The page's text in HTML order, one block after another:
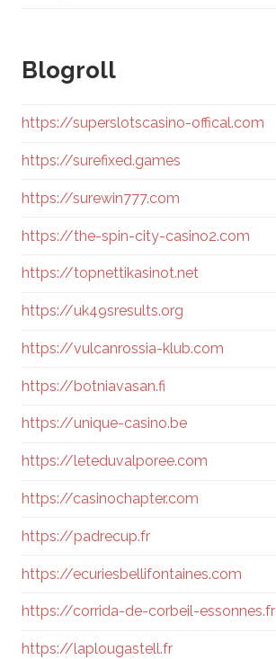
Blogroll
https://superslotscasino-offical.com
https://surefixed.games
https://surewin777.com
https://the-spin-city-casino2.com
https://topnettikasinot.net
https://uk49sresults.org
https://vulcanrossia-klub.com
https://botniavasan.fi
https://unique-casino.be
https://leteduvalporee.com
https://casinochapter.com
https://padrecup.fr
https://ecuriesbellifontaines.com
https://corrida-de-corbeil-essonnes.fr
https://laplougastell.fr